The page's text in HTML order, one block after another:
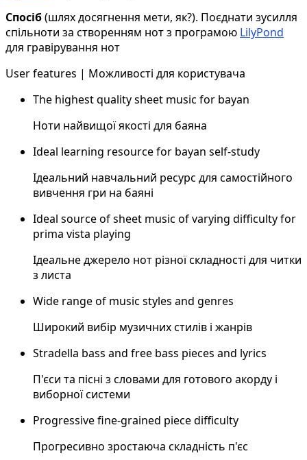
Спосіб(шлях досягнення мети, як?). Поєднати зусилля
спільноти за створенням нот з програмою LilyPond
для гравірування нот
User features | Можливості для користувача
The highest quality sheet music for bayan
Ноти найвищої якості для баяна
Ideal learning resource for bayan self-study
Ідеальний навчальний ресурс для самостійного
вивчення гри на баяні
Ideal source of sheet music of varying difficulty for
prima vista playing
Ідеальне джерело нот різної складності для читки
з листа
Wide range of music styles and genres
Широкий вибір музичних стилів і жанрів
Stradella bass and free bass pieces and lyrics
П'єси та пісні з словами для готового акорду і
виборної системи
Progressive fine-grained piece difficulty
Прогресивно зростаюча складність п'єс